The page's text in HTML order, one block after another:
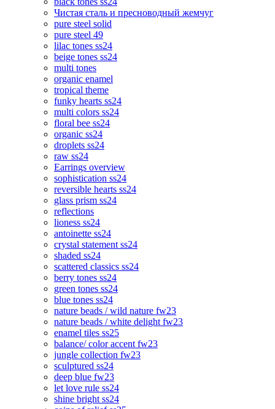
Чистая сталь и пресноводный жемчуг
pure steel solid
pure steel 49
lilac tones ss24
beige tones ss24
multi tones
organic enamel
tropical theme
funky hearts ss24
multi colors ss24
floral bee ss24
organic ss24
droplets ss24
raw ss24
Earrings overview
sophistication ss24
reversible hearts ss24
glass prism ss24
reflections
lioness ss24
antoinette ss24
crystal statement ss24
shaded ss24
scattered classics ss24
berry tones ss24
green tones ss24
blue tones ss24
nature beads / wild nature fw23
nature beads / white delight fw23
enamel tiles ss25
balance/ color accent fw23
jungle collection fw23
sculptured ss24
deep blue fw23
let love rule ss24
shine bright ss24